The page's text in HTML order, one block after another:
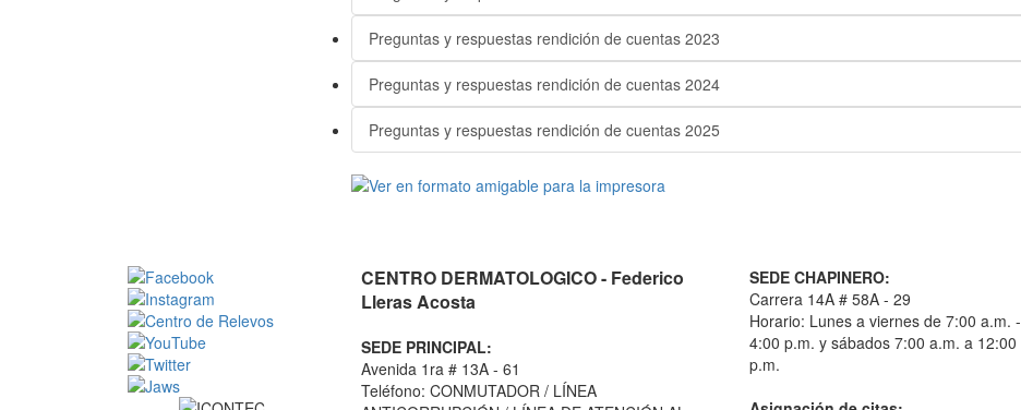
Preguntas y respuestas rendición de cuentas 2023
Preguntas y respuestas rendición de cuentas 2024
Preguntas y respuestas rendición de cuentas 2025
CENTRO DERMATOLOGICO - Federico
Lleras Acosta
SEDE PRINCIPAL:
Avenida 1ra # 13A - 61
Teléfono: CONMUTADOR / LÍNEA
SEDE CHAPINERO:
Carrera 14A # 58A - 29
Horario: Lunes a viernes de 7:00 a.m. -
4:00 p.m. y sábados 7:00 a.m. a 12:00
p.m.